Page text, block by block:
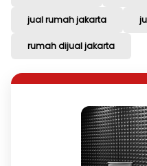
jual rumah jakarta
rumah dijual jakarta